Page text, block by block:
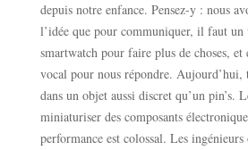
depuis notre enfance. Pensez-y : nous
l’idée que pour communiquer, il faut un
smartwatch pour faire plus de choses, et
vocal pour nous répondre. Aujourd’hui,
dans un objet aussi discret qu’un pin’s.
miniaturiser des composants
performance est colossal. Les